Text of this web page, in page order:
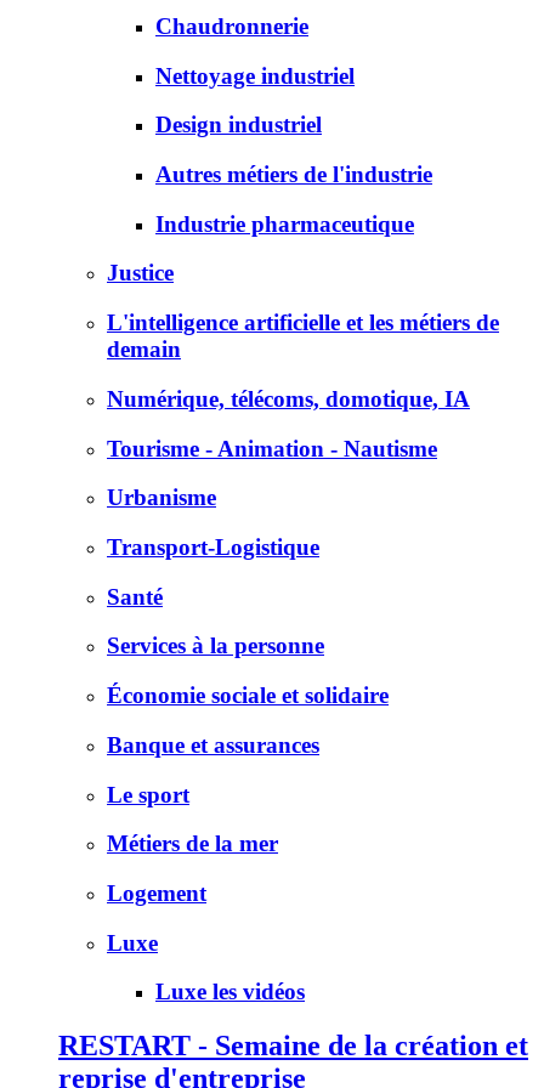
Chaudronnerie
Nettoyage industriel
Design industriel
Autres métiers de l'industrie
Industrie pharmaceutique
Justice
L'intelligence artificielle et les métiers de
demain
Numérique, télécoms, domotique, IA
Tourisme - Animation - Nautisme
Urbanisme
Transport-Logistique
Santé
Services à la personne
Économie sociale et solidaire
Banque et assurances
Le sport
Métiers de la mer
Logement
Luxe
Luxe les vidéos
RESTART - Semaine de la création et
reprise d'entreprise